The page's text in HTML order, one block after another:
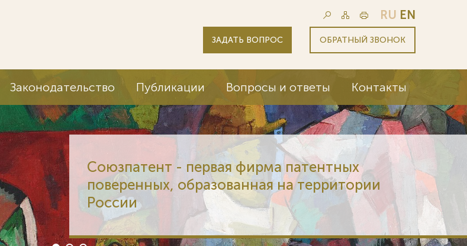
RU EN
ЗАДАТЬ ВОПРОС ОБРАТНЫЙ ЗВОНОК
Законодательство Публикации Вопросы и ответы Контакты